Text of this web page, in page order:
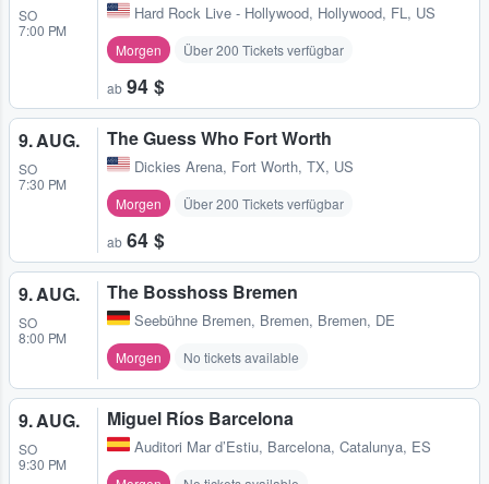
SO
7:00 PM
Hard Rock Live - Hollywood, Hollywood, FL, US
Morgen Über 200 Tickets verfügbar
ab 94 $
9. AUG.
SO
7:30 PM
The Guess Who Fort Worth
Dickies Arena, Fort Worth, TX, US
Morgen Über 200 Tickets verfügbar
ab 64 $
9. AUG.
SO
8:00 PM
The Bosshoss Bremen
Seebühne Bremen, Bremen, Bremen, DE
Morgen No tickets available
9. AUG.
SO
9:30 PM
Miguel Ríos Barcelona
Auditori Mar d’Estiu, Barcelona, Catalunya, ES